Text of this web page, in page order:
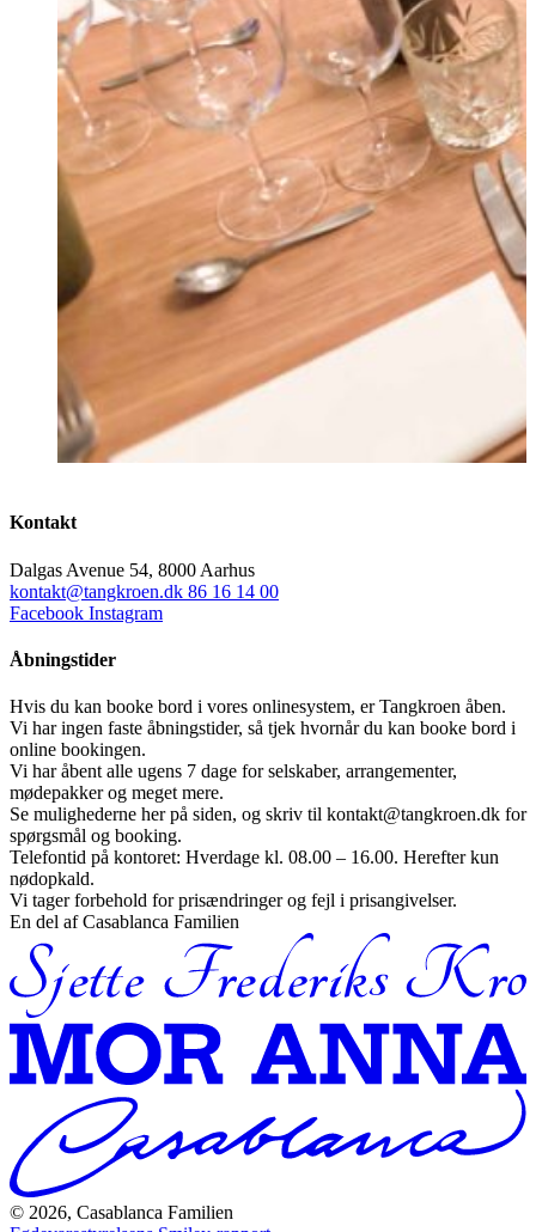
Kontakt
Dalgas Avenue 54, 8000 Aarhus
kontakt@tangkroen.dk 86 16 14 00
Facebook Instagram
Åbningstider
Hvis du kan booke bord i vores onlinesystem, er Tangkroen åben.
Vi har ingen faste åbningstider, så tjek hvornår du kan booke bord i
online bookingen.
Vi har åbent alle ugens 7 dage for selskaber, arrangementer,
mødepakker og meget mere.
Se mulighederne her på siden, og skriv til kontakt@tangkroen.dk for
spørgsmål og booking.
Telefontid på kontoret: Hverdage kl. 08.00 – 16.00. Herefter kun
nødopkald.
Vi tager forbehold for prisændringer og fejl i prisangivelser.
En del af Casablanca Familien
© 2026, Casablanca Familien